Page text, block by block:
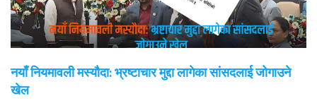
नयाँ नियमावली मस्यौदा: भ्रष्टाचार मुद्दा लागेका सांसदलाई जोगाउने
खेल